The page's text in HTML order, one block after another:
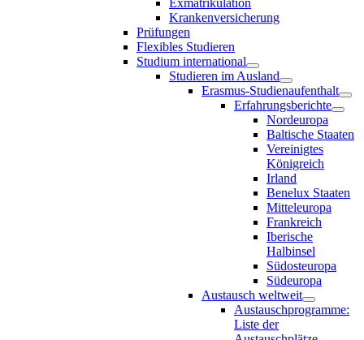
Krankenversicherung
Prüfungen
Flexibles Studieren
Studium international
Studieren im Ausland
Erasmus-Studienaufenthalt
Erfahrungsberichte
Nordeuropa
Baltische Staaten
Vereinigtes
Königreich
Irland
Benelux Staaten
Mitteleuropa
Frankreich
Iberische
Halbinsel
Südosteuropa
Südeuropa
Austausch weltweit
Austauschprogramme:
Liste der